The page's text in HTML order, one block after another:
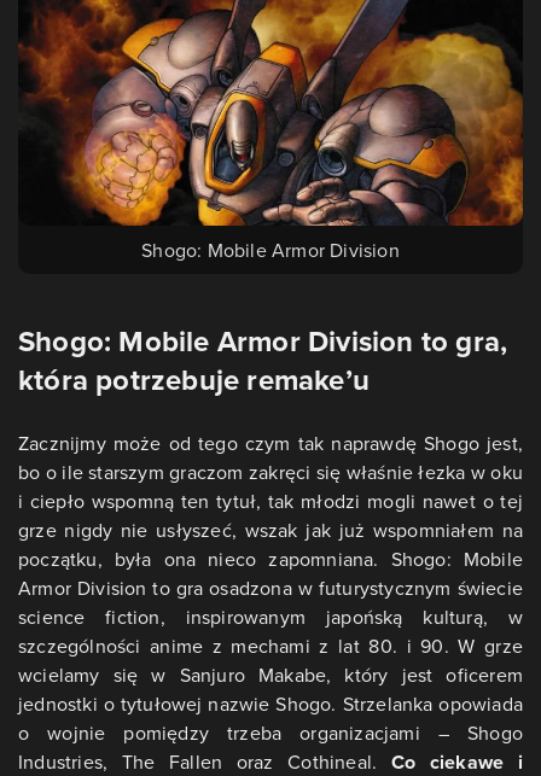
Shogo: Mobile Armor Division
Shogo: Mobile Armor Division to gra,
która potrzebuje remake’u
Zacznijmy może od tego czym tak naprawdę Shogo jest,
bo o ile starszym graczom zakręci się właśnie łezka w oku
i ciepło wspomną ten tytuł, tak młodzi mogli nawet o tej
grze nigdy nie usłyszeć, wszak jak już wspomniałem na
początku, była ona nieco zapomniana. Shogo: Mobile
Armor Division to gra osadzona w futurystycznym świecie
science fiction, inspirowanym japońską kulturą, w
szczególności anime z mechami z lat 80. i 90. W grze
wcielamy się w Sanjuro Makabe, który jest oficerem
jednostki o tytułowej nazwie Shogo. Strzelanka opowiada
o wojnie pomiędzy trzeba organizacjami – Shogo
Industries, The Fallen oraz Cothineal. Co ciekawe i